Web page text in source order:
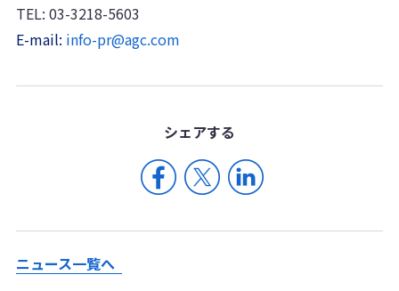
TEL: 03-3218-5603
E-mail: info-pr@agc.com
シェアする
ニュース一覧へ